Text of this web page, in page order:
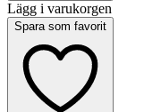
Lägg i varukorgen
Spara som favorit